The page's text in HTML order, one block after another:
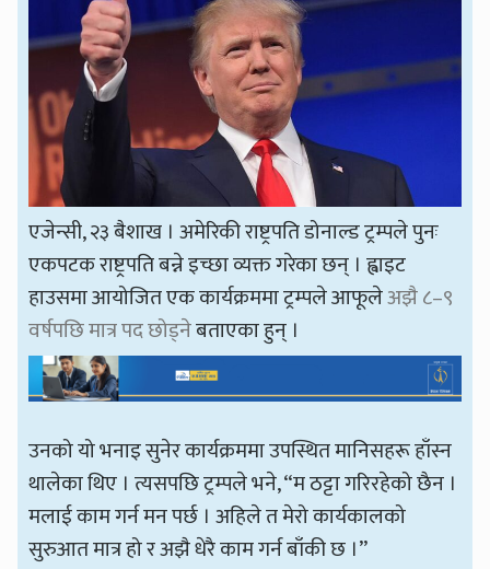
एजेन्सी, २३ बैशाख । अमेरिकी राष्ट्रपति डोनाल्ड ट्रम्पले पुनः
एकपटक राष्ट्रपति बन्ने इच्छा व्यक्त गरेका छन् । ह्वाइट
हाउसमा आयोजित एक कार्यक्रममा ट्रम्पले आफूलेअझै ८–९
वर्षपछि मात्र पद छोड्नेबताएका हुन् ।
उनको यो भनाइ सुनेर कार्यक्रममा उपस्थित मानिसहरू हाँस्न
थालेका थिए । त्यसपछि ट्रम्पले भने, “म ठट्टा गरिरहेको छैन ।
मलाई काम गर्न मन पर्छ । अहिले त मेरो कार्यकालको
सुरुआत मात्र हो र अझै धेरै काम गर्न बाँकी छ ।”